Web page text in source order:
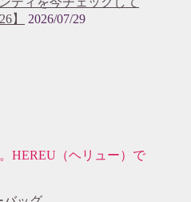
】
2026/07/29
HEREU（ヘリュー）で